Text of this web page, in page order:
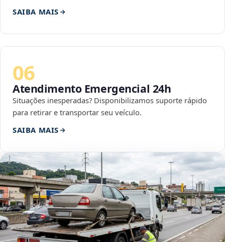
SAIBA MAIS
06
Atendimento Emergencial 24h
Situações inesperadas? Disponibilizamos suporte rápido
para retirar e transportar seu veículo.
SAIBA MAIS